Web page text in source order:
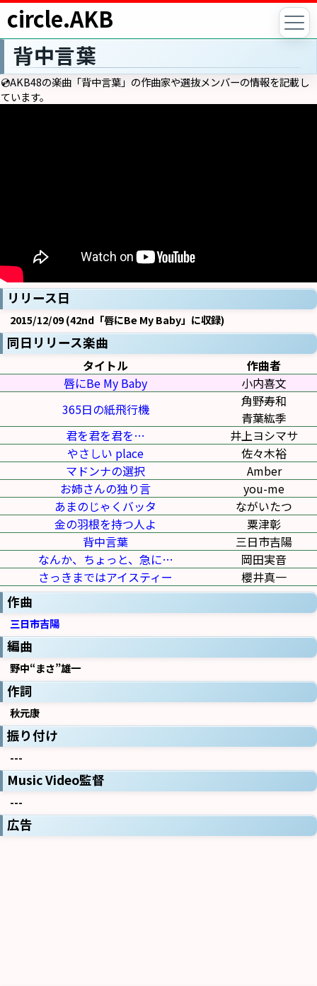
circle.AKB
背中言葉
💿AKB48の楽曲「背中言葉」の作曲家や選抜メンバーの情報を記載し
ています。
リリース日
2015/12/09 (42nd「唇にBe My Baby」に収録)
同日リリース楽曲
タイトル
作曲者
唇にBe My Baby
小内喜文
365日の紙飛行機
角野寿和
青葉紘季
君を君を君を…
井上ヨシマサ
やさしい place
佐々木裕
マドンナの選択
Amber
お姉さんの独り言
you-me
あまのじゃくバッタ
ながいたつ
金の羽根を持つ人よ
粟津彰
背中言葉
三日市吉陽
なんか、ちょっと、急に…
岡田実音
さっきまではアイスティー
櫻井真一
作曲
三日市吉陽
編曲
野中“まさ”雄一
作詞
秋元康
振り付け
---
Music Video監督
---
広告